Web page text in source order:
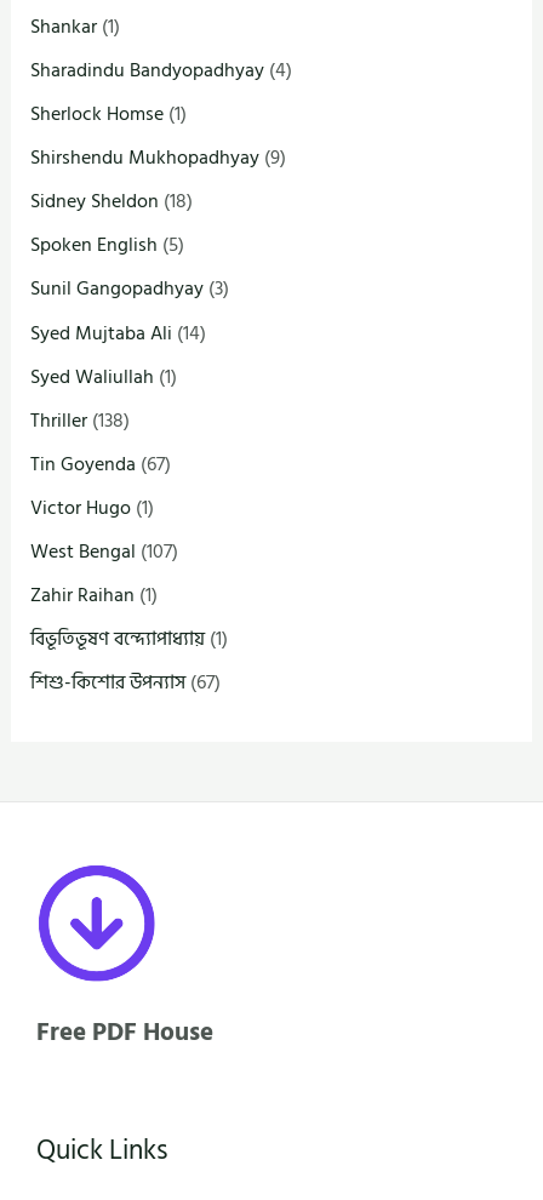
Shankar(1)
Sharadindu Bandyopadhyay(4)
Sherlock Homse(1)
Shirshendu Mukhopadhyay(9)
Sidney Sheldon (18)
Spoken English (5)
Sunil Gangopadhyay(3)
Syed Mujtaba Ali (14)
Syed Waliullah (1)
Thriller(138)
Tin Goyenda (67)
Victor Hugo(1)
West Bengal (107)
Zahir Raihan (1)
বিভূতিভূষণ বন্দ্যোপাধ্যায়(1)
শিশু-কিশোর উপন্যাস(67)
Free PDF House
Quick Links